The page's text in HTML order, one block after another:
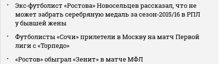
Экс‑футболист «Ростова» Новосельцев рассказал, что не
может забрать серебряную медаль за сезон‑2015/16 в РПЛ
у бывшей жены
Футболисты «Сочи» прилетели в Москву на матч Первой
лиги с «Торпедо»
«Ростов» обыграл «Зенит» в матче МФЛ